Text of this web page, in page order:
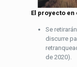
El proyecto
Se
discurre
de 2020).